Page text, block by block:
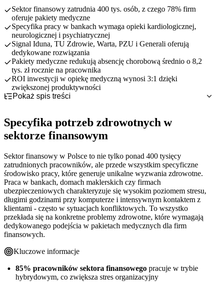
Sektor finansowy zatrudnia 400 tys. osób, z czego 78% firm
oferuje pakiety medyczne
Specyfika pracy w bankach wymaga opieki kardiologicznej,
neurologicznej i psychiatrycznej
Signal Iduna, TU Zdrowie, Warta, PZU i Generali oferują
dedykowane rozwiązania
Pakiety medyczne redukują absencję chorobową średnio o 8,2
tys. zł rocznie na pracownika
ROI inwestycji w opiekę medyczną wynosi 3:1 dzięki
zwiększonej produktywności
Pokaż spis treści
Problemy wzroku i układu ruchu
Zdrowie psychiczne i wypalenie zawodowe
Signal Iduna - pełna swoboda wyboru dla pracowników
TU Zdrowie - polski specjalista medyczny
Warta Zdrowie - najłatwiejszy start dla firm finansowych
PZU Zdrowie - sprawdzona potęga dla dużych instytucji
Generali - międzynarodowa stabilność z elastycznością
Kluczowe świadczenia dla pracowników sektora finansowego
Opieka kardiologiczna i profilaktyka
Wsparcie psychologiczne i psychiatryczne
Diagnostyka i medycyna pracy
Proces wdrożenia pakietów medycznych w firmach
Analiza potrzeb i wybór ubezpieczyciela
Negocjacje i finalizacja umowy
Komunikacja z pracownikami i uruchomienie
ROI i korzyści biznesowe pakietów medycznych
Redukcja absencji chorobowej i kosztów
Zwiększenie produktywności i retencji talentów
Case study - wdrożenie w dużym banku
Specyfika potrzeb zdrowotnych w
sektorze finansowym
Sektor finansowy w Polsce to nie tylko ponad 400 tysięcy
zatrudnionych pracowników, ale przede wszystkim specyficzne
środowisko pracy, które generuje unikalne wyzwania zdrowotne.
Praca w bankach, domach maklerskich czy firmach
ubezpieczeniowych charakteryzuje się wysokim poziomem stresu,
długimi godzinami przy komputerze i intensywnym kontaktem z
klientami - często w sytuacjach konfliktowych. To wszystko
przekłada się na konkretne problemy zdrowotne, które wymagają
dedykowanego podejścia w pakietach medycznych dla firm
finansowych.
Kluczowe informacje
85% pracowników sektora finansowego pracuje w trybie
hybrydowym, co zwiększa stres organizacyjny